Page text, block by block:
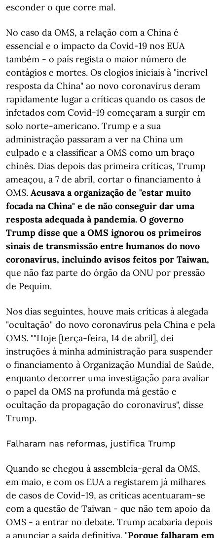
esconder o que corre mal.
No caso da OMS, a relação com a China é
essencial e o impacto da Covid-19 nos EUA
também - o país regista o maior número de
contágios e mortes. Os elogios iniciais à "incrível
resposta da China" ao novo coronavírus deram
rapidamente lugar a críticas quando os casos de
infetados com Covid-19 começaram a surgir em
solo norte-americano. Trump e a sua
administração passaram a ver na China um
culpado e a classificar a OMS como um braço
chinês. Dias depois das primeira críticas, Trump
ameaçou, a 7 de abril, cortar o financiamento à
OMS. Acusava a organização de "estar muito
focada na China" e de não conseguir dar uma
resposta adequada à pandemia. O governo
Trump disse que a OMS ignorou os primeiros
sinais de transmissão entre humanos do novo
coronavírus, incluindo avisos feitos por Taiwan,
que não faz parte do órgão da ONU por pressão
de Pequim.
Nos dias seguintes, houve mais críticas à alegada
"ocultação" do novo coronavírus pela China e pela
OMS. ""Hoje [terça-feira, 14 de abril], dei
instruções à minha administração para suspender
o financiamento à Organização Mundial de Saúde,
enquanto decorrer uma investigação para avaliar
o papel da OMS na profunda má gestão e
ocultação da propagação do coronavírus", disse
Trump.
Falharam nas reformas, justifica Trump
Quando se chegou à assembleia-geral da OMS,
em maio, e com os EUA a registarem já milhares
de casos de Covid-19, as críticas acentuaram-se
com a questão de Taiwan - que não tem apoio da
OMS - a entrar no debate. Trump acabaria depois
a anunciar a saída definitiva. "Porque falharam em